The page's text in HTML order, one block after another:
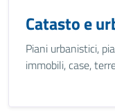
Catasto e
Piani urbanistici,
immobili, case,